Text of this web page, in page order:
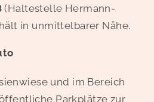
(Haltestelle Hermann-
in unmittelbarer Nähe.
und im Bereich
Parkplätze zur